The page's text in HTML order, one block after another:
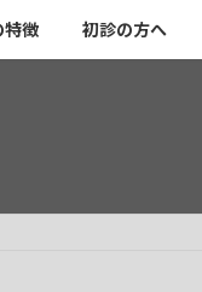
特徴 初診の方へ